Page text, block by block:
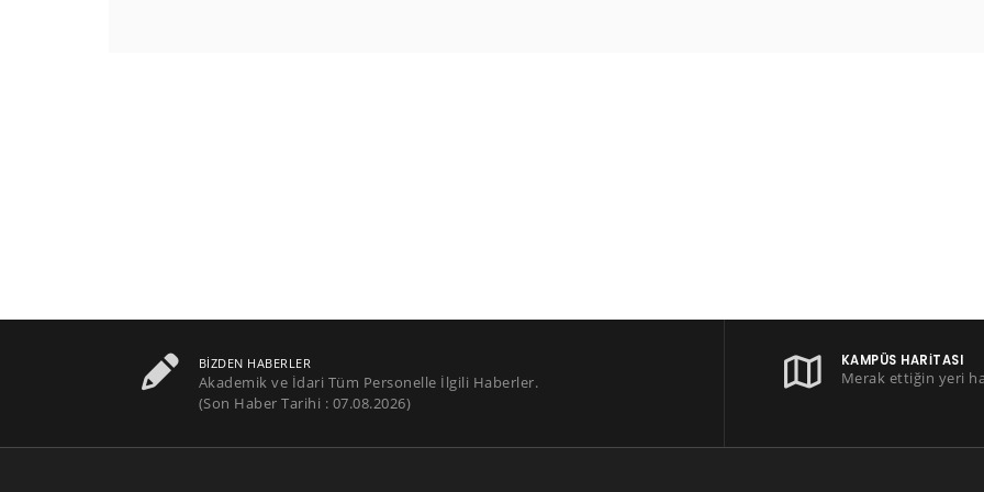
BIZDEN HABERLER
Akademik ve İdari Tüm Personelle İlgili Haberler.
(Son Haber Tarihi : 07.08.2026)
KAMPÜS HARITASI
Merak ettiğin yeri